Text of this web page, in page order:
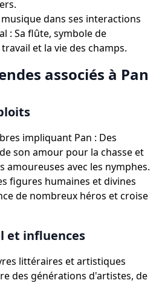
dans ses interactions
: Sa flûte, symbole de
et la vie des champs.
associés à Pan
impliquant Pan : Des
son amour pour la chasse et
amoureuses avec les nymphes.
figures humaines et divines
de nombreux héros et croise
et influences
littéraires et artistiques
des générations d'artistes, de